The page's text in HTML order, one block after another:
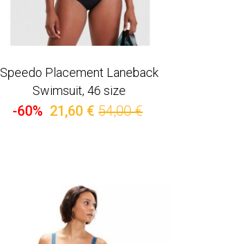
Speedo Placement Laneback
Swimsuit, 46 size
-60% 21,60 € 54,00 €